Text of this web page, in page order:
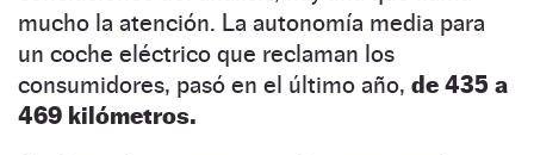
mucho la atención. La autonomía media para
un coche eléctrico que reclaman los
consumidores, pasó en el último año, de 435 a
469 kilómetros.